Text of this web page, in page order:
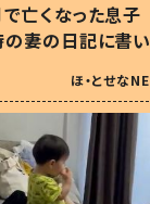
で亡くなった息
の妻の日記に書
ほ・とせな